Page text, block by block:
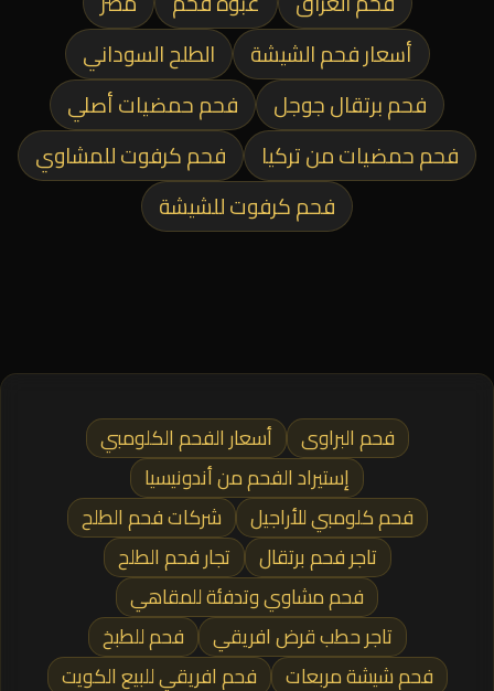
أسعار فحم الشيشة
الطلح السوداني
فحم برتقال جوجل
فحم حمضيات أصلي
فحم حمضيات من تركيا
فحم كرفوت للمشاوي
فحم كرفوت للشيشة
فحم البراوى
أسعار الفحم الكلومبي
إستيراد الفحم من أندونيسيا
فحم كلومبي للأراجيل
شركات فحم الطلح
تاجر فحم برتقال
تجار فحم الطلح
فحم مشاوي وتدفئة للمقاهي
تاجر حطب قرض افريقي
فحم للطبخ
فحم شيشة مربعات
فحم افريقي للبيع الكويت